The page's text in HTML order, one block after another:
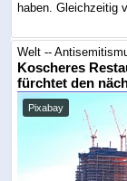
haben. Gleichzeitig
Welt --
Koscheres
fürchtet den
Pixabay